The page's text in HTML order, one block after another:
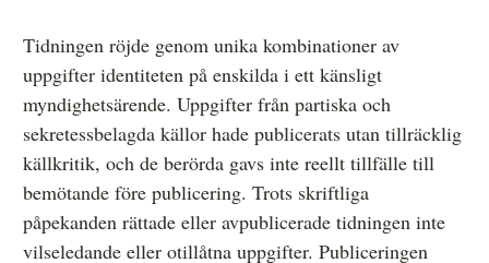
Tidningen röjde genom unika kombinationer av
uppgifter identiteten på enskilda i ett känsligt
myndighetsärende. Uppgifter från partiska och
sekretessbelagda källor hade publicerats utan tillräcklig
källkritik, och de berörda gavs inte reellt tillfälle till
bemötande före publicering. Trots skriftliga
påpekanden rättade eller avpublicerade tidningen inte
vilseledande eller otillåtna uppgifter. Publiceringen